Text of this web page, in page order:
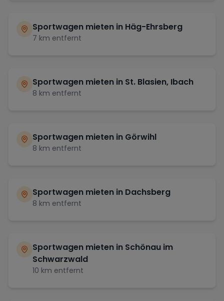
Sportwagen mieten in Häg-Ehrsberg
7 km entfernt
Sportwagen mieten in St. Blasien, Ibach
8 km entfernt
Sportwagen mieten in Görwihl
8 km entfernt
Sportwagen mieten in Dachsberg
8 km entfernt
Sportwagen mieten in Schönau im
Schwarzwald
10 km entfernt